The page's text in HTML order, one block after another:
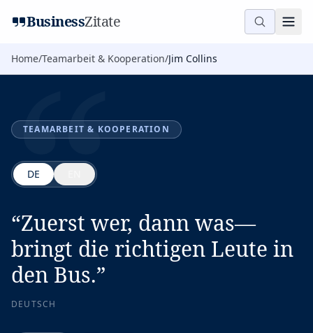
BusinessZitate
Home/Teamarbeit & Kooperation/Jim Collins
“
TEAMARBEIT & KOOPERATION
DE
“Zuerst wer, dann was—
bringt die richtigen Leute in
den Bus.”
DEUTSCH